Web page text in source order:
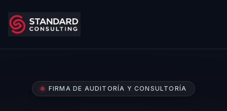
FIRMA DE AUDITORÍA Y CONSULTORÍA